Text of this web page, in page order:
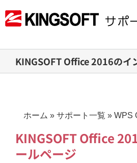
to
KINGSOFT Office 2016のイ
ホーム » サポート一覧 » WPS
KINGSOFT Office
ールページ